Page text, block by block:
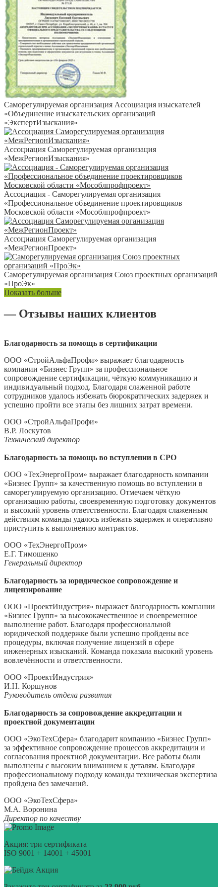
Саморегулируемая организация Ассоциация изыскателей
«Объединение изыскательских организаций
«ЭкспертИзыскания»
Ассоциация Саморегулируемая организация
«МежРегионИзыскания»
Ассоциация - Саморегулируемая организация
«Профессиональное объединение проектировщиков
Московской области «Мособлпрофпроект»
Ассоциация Саморегулируемая организация
«МежРегионПроект»
Саморегулируемая организация Союз проектных организаций
«ПроЭк»
Показать больше
— Отзывы наших клиентов
Благодарность за помощь в сертификации
ООО «СтройАльфаПрофи» выражает благодарность
компании «Бизнес Групп» за профессиональное
сопровождение сертификации, чёткую коммуникацию и
индивидуальный подход. Благодаря слаженной работе
сотрудников удалось избежать бюрократических задержек и
успешно пройти все этапы без лишних затрат времени.
ООО «СтройАльфаПрофи»
В.Р. Лоскутов
Технический директор
Благодарность за помощь во вступлении в СРО
ООО «ТехЭнергоПром» выражает благодарность компании
«Бизнес Групп» за качественную помощь во вступлении в
саморегулируемую организацию. Отмечаем чёткую
организацию работы, своевременную подготовку документов
и высокий уровень ответственности. Благодаря слаженным
действиям команды удалось избежать задержек и оперативно
приступить к выполнению контрактов.
ООО «ТехЭнергоПром»
Е.Г. Тимошенко
Генеральный директор
Благодарность за юридическое сопровождение и
лицензирование
ООО «ПроектИндустрия» выражает благодарность компании
«Бизнес Групп» за высококачественное и своевременное
выполнение работ. Благодаря профессиональной
юридической поддержке были успешно пройдены все
процедуры, включая получение лицензий в сфере
инженерных изысканий. Команда показала высокий уровень
вовлечённости и ответственности.
ООО «ПроектИндустрия»
И.Н. Коршунов
Руководитель отдела развития
Благодарность за сопровождение аккредитации и
проектной документации
ООО «ЭкоТехСфера» благодарит компанию «Бизнес Групп»
за эффективное сопровождение процессов аккредитации и
согласования проектной документации. Все работы были
выполнены с высоким вниманием к деталям. Благодаря
профессиональному подходу команды техническая экспертиза
пройдена без замечаний.
ООО «ЭкоТехСфера»
М.А. Воронина
Директор по качеству
Акция: три сертификата
ISO 9001 + 14001 + 45001
Акция